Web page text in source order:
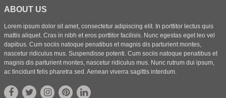
ABOUT US
Lorem ipsum dolor sit amet, consectetur adipiscing elit. In porttitor lectus quis
mattis aliquet. Cras in nibh et eros porttitor facilisis. Nunc egestas eget leo vel
dapibus. Cum sociis natoque penatibus et magnis dis parturient montes,
nascetur ridiculus mus. Suspendisse potenti. Cum sociis natoque penatibus et
magnis dis parturient montes, nascetur ridiculus mus. Nunc rutrum dui ipsum,
ac tincidunt felis pharetra sed. Aenean viverra sagittis interdum.